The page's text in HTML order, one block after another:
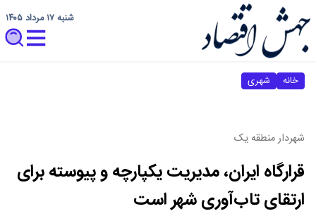
شنبه ۱۷ مرداد ۱۴۰۵
خانه شهری
شهردار منطقه یک
قرارگاه ایران، مدیریت یکپارچه و پیوسته برای
ارتقای تاب‌آوری شهر است